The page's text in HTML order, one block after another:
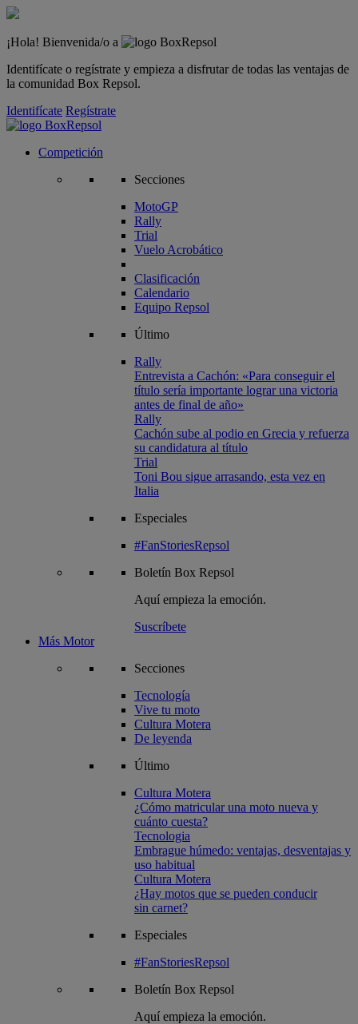
¡Hola! Bienvenida/o a
Identifícate o regístrate y empieza a disfrutar de todas las ventajas de
la comunidad Box Repsol.
Identifícate Regístrate
Competición
Secciones
MotoGP
Rally
Trial
Vuelo Acrobático
Clasificación
Calendario
Equipo Repsol
Último
Rally
Entrevista a Cachón: «Para conseguir el
título sería importante lograr una victoria
antes de final de año»
Rally
Cachón sube al podio en Grecia y refuerza
su candidatura al título
Trial
Toni Bou sigue arrasando, esta vez en
Italia
Especiales
#FanStoriesRepsol
Boletín Box Repsol
Aquí empieza la emoción.
Suscríbete
Más Motor
Secciones
Tecnología
Vive tu moto
Cultura Motera
De leyenda
Último
Cultura Motera
¿Cómo matricular una moto nueva y
cuánto cuesta?
Tecnologia
Embrague húmedo: ventajas, desventajas y
uso habitual
Cultura Motera
¿Hay motos que se pueden conducir
sin carnet?
Especiales
#FanStoriesRepsol
Boletín Box Repsol
Aquí empieza la emoción.